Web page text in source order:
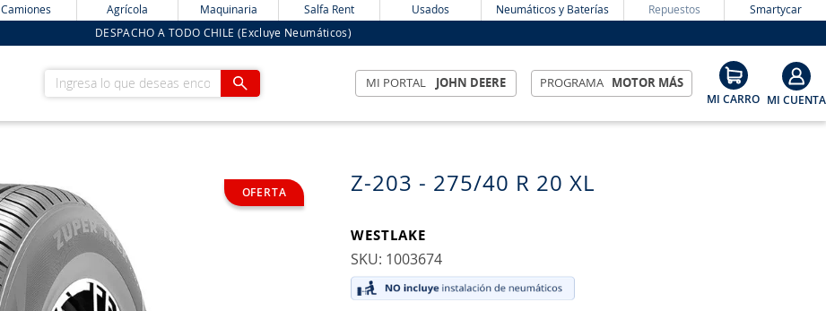
Camiones Agrícola Maquinaria Salfa Rent Usados Neumáticos y Baterías Repuestos Smartycar
DESPACHO A TODO CHILE (Excluye Neumáticos)
Ingresa lo que deseas encontrar MI PORTAL JOHN DEERE PROGRAMA MOTOR MÁS
Z-203 - 275/40 R 20 XL
WESTLAKE
: 1003674